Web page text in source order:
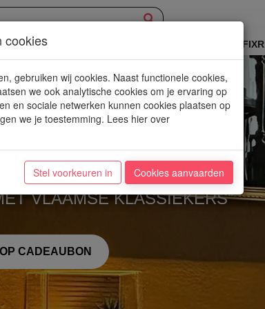
NIEUWE PLEKJES TABLEFIXR
VLAAMSE KLASSIEKERS"
CADEAUBON
cookies
gebruiken wij cookies. Naast functionele cookies,
we ook analytische cookies om je ervaring op
en sociale netwerken kunnen cookies plaatsen op
we je toestemming. Lees hier over
Stel voorkeuren in Cookies aanvaarden